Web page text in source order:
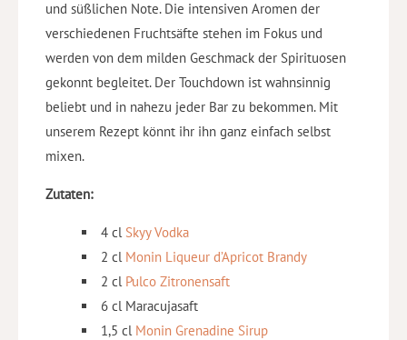
und süßlichen Note. Die intensiven Aromen der
verschiedenen Fruchtsäfte stehen im Fokus und
werden von dem milden Geschmack der Spirituosen
gekonnt begleitet. Der Touchdown ist wahnsinnig
beliebt und in nahezu jeder Bar zu bekommen. Mit
unserem Rezept könnt ihr ihn ganz einfach selbst
mixen.
Zutaten:
4 cl Skyy Vodka
2 cl Monin Liqueur d’Apricot Brandy
2 cl Pulco Zitronensaft
6 cl Maracujasaft
1,5 cl Monin Grenadine Sirup